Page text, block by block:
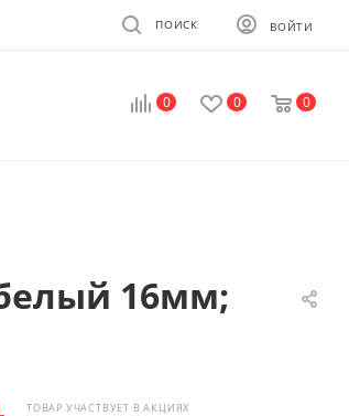
ВОЙТИ
ПОИСК
0 0 0
16мм;
ТОВАР УЧАСТВУЕТ В АКЦИЯХ